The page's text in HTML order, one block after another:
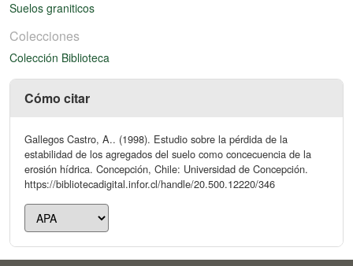
Suelos graniticos
Colecciones
Colección Biblioteca
Cómo citar
Gallegos Castro, A.. (1998). Estudio sobre la pérdida de la
estabilidad de los agregados del suelo como concecuencia de la
erosión hídrica. Concepción, Chile: Universidad de Concepción.
https://bibliotecadigital.infor.cl/handle/20.500.12220/346